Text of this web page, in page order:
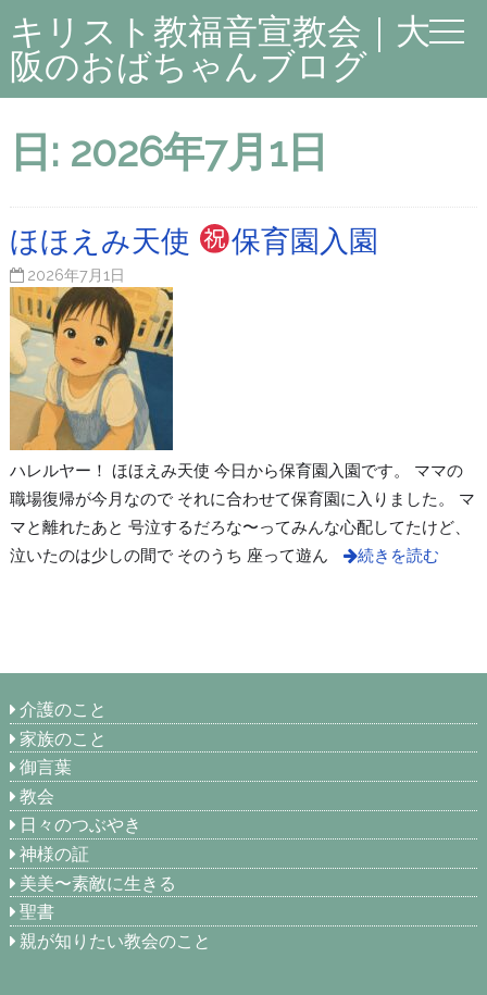
キリスト教福音宣教会｜大
阪のおばちゃんブログ
日: 2026年7月1日
ほほえみ天使 保育園入園
2026年7月1日
ハレルヤー！ ほほえみ天使 今日から保育園入園です。 ママの
職場復帰が今月なので それに合わせて保育園に入りました。 マ
マと離れたあと 号泣するだろな〜ってみんな心配してたけど、
泣いたのは少しの間で そのうち 座って遊ん
続きを読む
介護のこと
家族のこと
御言葉
教会
日々のつぶやき
神様の証
美美〜素敵に生きる
聖書
親が知りたい教会のこと